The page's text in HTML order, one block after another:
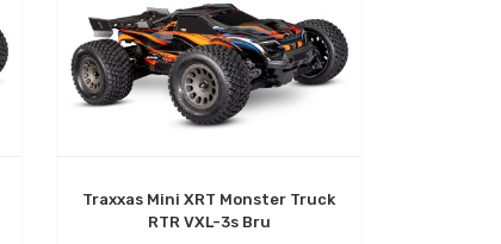
Traxxas Mini XRT Monster Truck
RTR VXL-3s Bru